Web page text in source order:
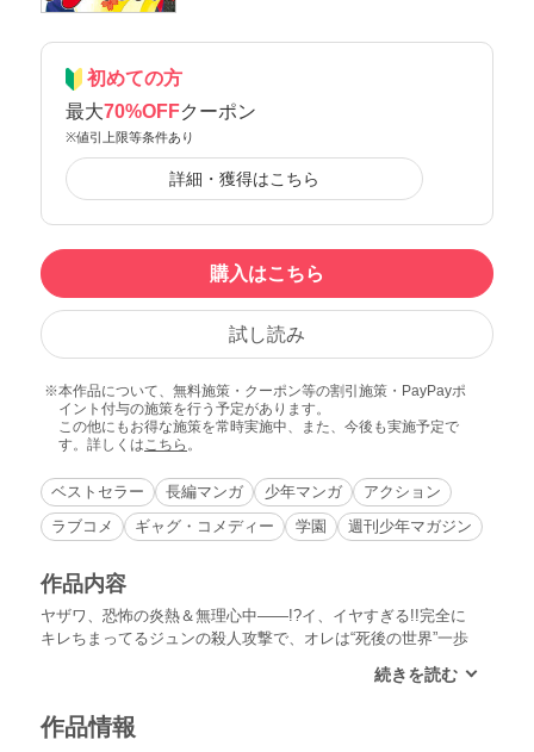
初めての方
最大70%OFFクーポン
※値引上限等条件あり
詳細・獲得はこちら
購入はこちら
試し読み
本作品について、無料施策・クーポン等の割引施策・PayPayポ
イント付与の施策を行う予定があります。
この他にもお得な施策を常時実施中、また、今後も実施予定で
す。詳しくはこちら 。
ベストセラー 長編マンガ 少年マンガ
アクション
ラブコメ
ギャグ・コメディー 学園 週刊少年マガジン
作品内容
ヤザワ、恐怖の炎熱＆無理心中――!?イ、イヤすぎる!!完全に
キレちまってるジュンの殺人攻撃で、オレは“死後の世界”一歩
タリ勝負に出た。これが効いて、うまくかわせた……と思った
中かあ!?
作品情報